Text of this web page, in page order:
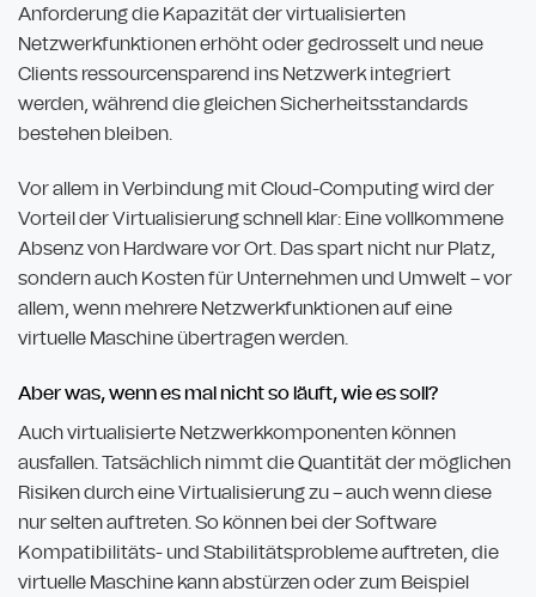
Anforderung die Kapazität der virtualisierten
Netzwerkfunktionen erhöht oder gedrosselt und neue
Clients ressourcensparend ins Netzwerk integriert
werden, während die gleichen Sicherheitsstandards
bestehen bleiben.
Vor allem in Verbindung mit Cloud-Computing wird der
Vorteil der Virtualisierung schnell klar: Eine vollkommene
Absenz von Hardware vor Ort. Das spart nicht nur Platz,
sondern auch Kosten für Unternehmen und Umwelt – vor
allem, wenn mehrere Netzwerkfunktionen auf eine
virtuelle Maschine übertragen werden.
Aber was, wenn es mal nicht so läuft, wie es soll?
Auch virtualisierte Netzwerkkomponenten können
ausfallen. Tatsächlich nimmt die Quantität der möglichen
Risiken durch eine Virtualisierung zu – auch wenn diese
nur selten auftreten. So können bei der Software
Kompatibilitäts- und Stabilitätsprobleme auftreten, die
virtuelle Maschine kann abstürzen oder zum Beispiel